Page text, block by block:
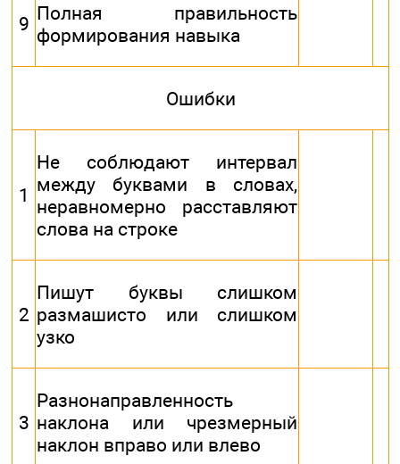
9 Полная правильность
формирования навыка
Ошибки
1
Не соблюдают интервал
между буквами в словах,
неравномерно расставляют
слова на строке
2
Пишут буквы слишком
размашисто или слишком
узко
3
Разнонаправленность
наклона или чрезмерный
наклон вправо или влево